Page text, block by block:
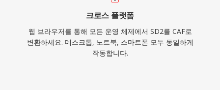
크로스 플랫폼
웹 브라우저를 통해 모든 운영 체제에서 SD2를 CAF로
변환하세요. 데스크톱, 노트북, 스마트폰 모두 동일하게
작동합니다.